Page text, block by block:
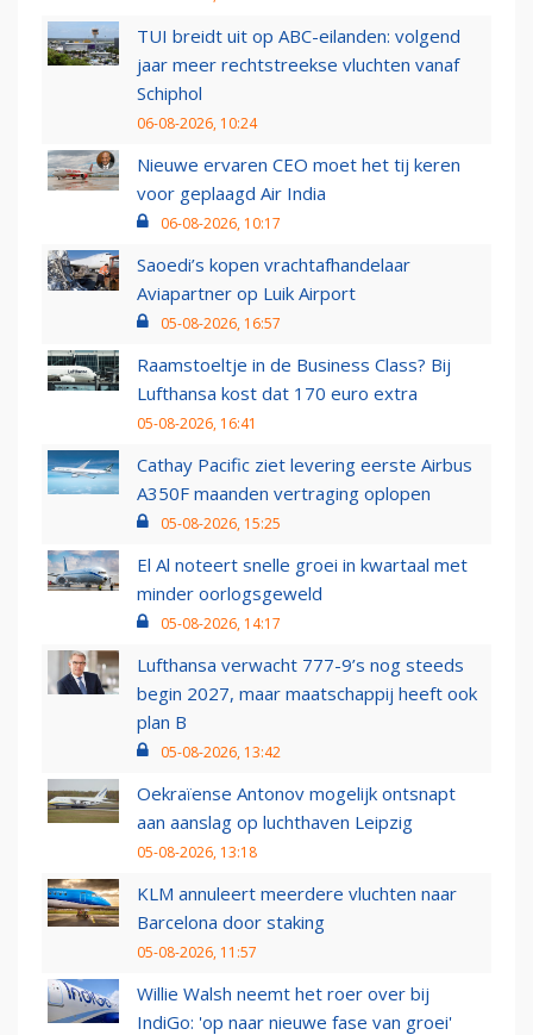
TUI breidt uit op ABC-eilanden: volgend
jaar meer rechtstreekse vluchten vanaf
Schiphol
06-08-2026, 10:24
Nieuwe ervaren CEO moet het tij keren
voor geplaagd Air India
06-08-2026, 10:17
Saoedi’s kopen vrachtafhandelaar
Aviapartner op Luik Airport
05-08-2026, 16:57
Raamstoeltje in de Business Class? Bij
Lufthansa kost dat 170 euro extra
05-08-2026, 16:41
Cathay Pacific ziet levering eerste Airbus
A350F maanden vertraging oplopen
05-08-2026, 15:25
El Al noteert snelle groei in kwartaal met
minder oorlogsgeweld
05-08-2026, 14:17
Lufthansa verwacht 777-9’s nog steeds
begin 2027, maar maatschappij heeft ook
plan B
05-08-2026, 13:42
Oekraïense Antonov mogelijk ontsnapt
aan aanslag op luchthaven Leipzig
05-08-2026, 13:18
KLM annuleert meerdere vluchten naar
Barcelona door staking
05-08-2026, 11:57
Willie Walsh neemt het roer over bij
IndiGo: 'op naar nieuwe fase van groei'